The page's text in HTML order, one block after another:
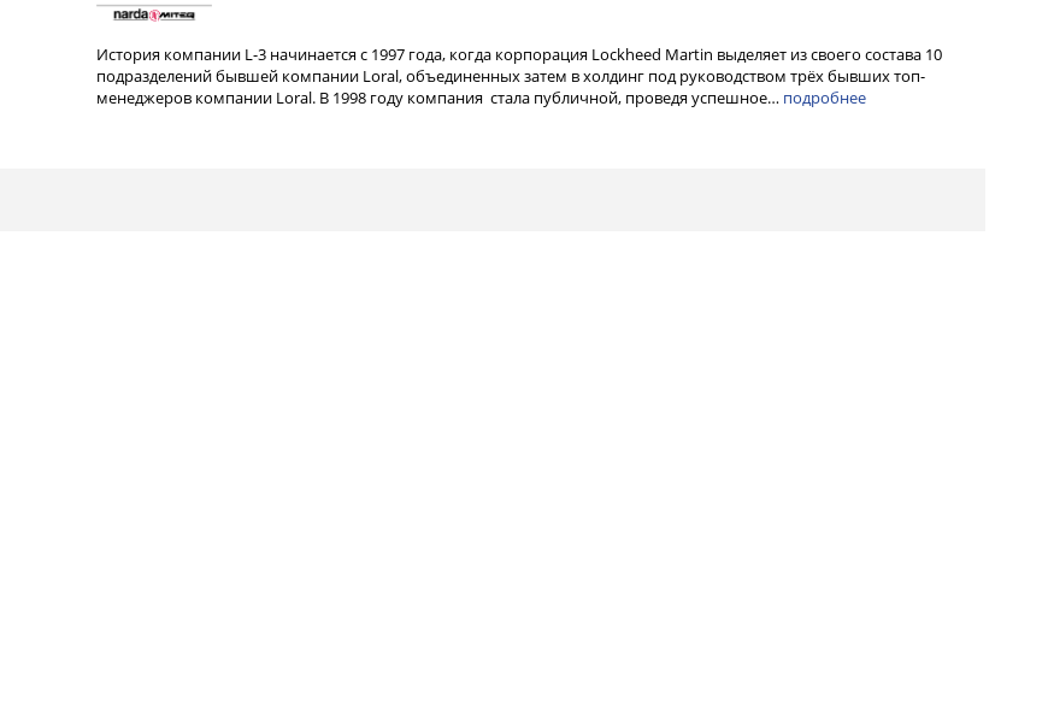
История компании L-3 начинается с 1997 года, когда корпорация Lockheed Martin выделяет из своего состава 10
подразделений бывшей компании Loral, объединенных затем в холдинг под руководством трёх бывших топ-
менеджеров компании Loral. В 1998 году компания стала публичной, проведя успешное… подробнее